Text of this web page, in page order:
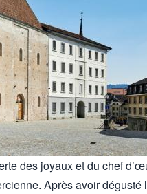
des joyaux et du chef
Après avoir